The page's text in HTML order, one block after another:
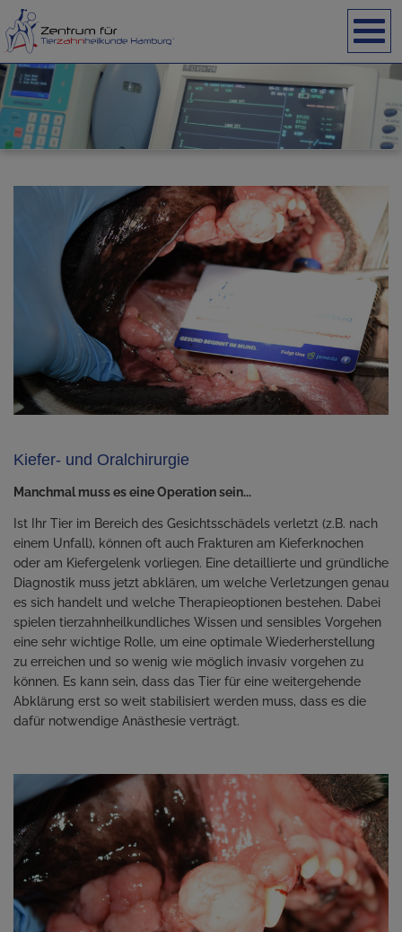
Kiefer- und Oralchirurgie
Manchmal muss es eine Operation sein...
Ist Ihr Tier im Bereich des Gesichtsschädels verletzt (z.B. nach
einem Unfall), können oft auch Frakturen am Kieferknochen
oder am Kiefergelenk vorliegen. Eine detaillierte und gründliche
Diagnostik muss jetzt abklären, um welche Verletzungen genau
es sich handelt und welche Therapieoptionen bestehen. Dabei
spielen tierzahnheilkundliches Wissen und sensibles Vorgehen
eine sehr wichtige Rolle, um eine optimale Wiederherstellung
zu erreichen und so wenig wie möglich invasiv vorgehen zu
können. Es kann sein, dass das Tier für eine weitergehende
Abklärung erst so weit stabilisiert werden muss, dass es die
dafür notwendige Anästhesie verträgt.